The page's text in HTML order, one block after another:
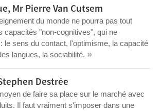
Mr Pierre Van Cutsem
du monde ne pourra pas tout
capacités "non-cognitives", qui ne
le sens du contact, l'optimisme, la capacité
langues, la sociabilité. »
Destrée
de faire sa place sur le marché avec
Il faut vraiment s'imposer dans une